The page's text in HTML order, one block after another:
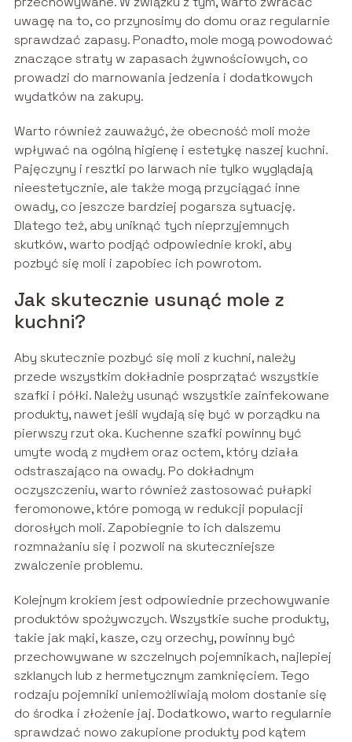
uwagę na to, co przynosimy do domu oraz regularnie
sprawdzać zapasy. Ponadto, mole mogą powodować
znaczące straty w zapasach żywnościowych, co
prowadzi do marnowania jedzenia i dodatkowych
wydatków na zakupy.
Warto również zauważyć, że obecność moli może
wpływać na ogólną higienę i estetykę naszej kuchni.
Pajęczyny i resztki po larwach nie tylko wyglądają
nieestetycznie, ale także mogą przyciągać inne
owady, co jeszcze bardziej pogarsza sytuację.
Dlatego też, aby uniknąć tych nieprzyjemnych
skutków, warto podjąć odpowiednie kroki, aby
pozbyć się moli i zapobiec ich powrotom.
Jak skutecznie usunąć mole z
kuchni?
Aby skutecznie pozbyć się moli z kuchni, należy
przede wszystkim dokładnie posprzątać wszystkie
szafki i półki. Należy usunąć wszystkie zainfekowane
produkty, nawet jeśli wydają się być w porządku na
pierwszy rzut oka. Kuchenne szafki powinny być
umyte wodą z mydłem oraz octem, który działa
odstraszająco na owady. Po dokładnym
oczyszczeniu, warto również zastosować pułapki
feromonowe, które pomogą w redukcji populacji
dorosłych moli. Zapobiegnie to ich dalszemu
rozmnażaniu się i pozwoli na skuteczniejsze
zwalczenie problemu.
Kolejnym krokiem jest odpowiednie przechowywanie
produktów spożywczych. Wszystkie suche produkty,
takie jak mąki, kasze, czy orzechy, powinny być
przechowywane w szczelnych pojemnikach, najlepiej
szklanych lub z hermetycznym zamknięciem. Tego
rodzaju pojemniki uniemożliwiają molom dostanie się
do środka i złożenie jaj. Dodatkowo, warto regularnie
sprawdzać nowo zakupione produkty pod kątem